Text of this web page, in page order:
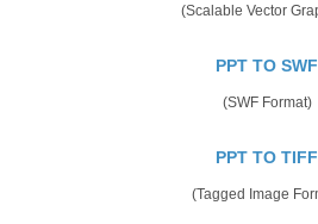
PPT TO SWF
(SWF Format)
PPT TO TIFF